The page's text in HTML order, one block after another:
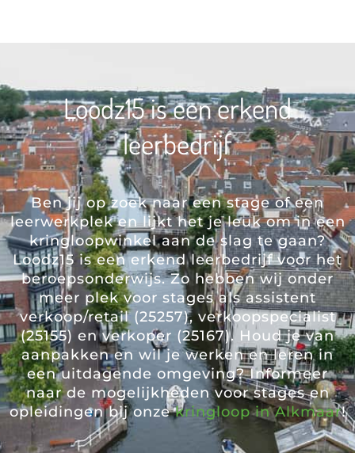
Loodz15 is een erkend
leerbedrijf
Ben jij op zoek naar een stage of een
leerwerkplek en lijkt het je leuk om in een
kringloopwinkel aan de slag te gaan?
Loodz15 is een erkend leerbedrijf voor het
beroepsonderwijs. Zo hebben wij onder
meer plek voor stages als assistent
verkoop/retail (25257), verkoopspecialist
(25155) en verkoper (25167). Houd je van
aanpakken en wil je werken en leren in
een uitdagende omgeving? Informeer
naar de mogelijkheden voor stages en
opleidingen bij onzekringloop in Alkmaar!